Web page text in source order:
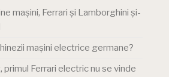
mașini, Ferrari și Lamborghini și-
mașini electrice germane?
Ferrari electric nu se vinde